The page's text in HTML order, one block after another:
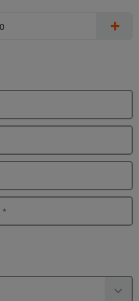
+
*